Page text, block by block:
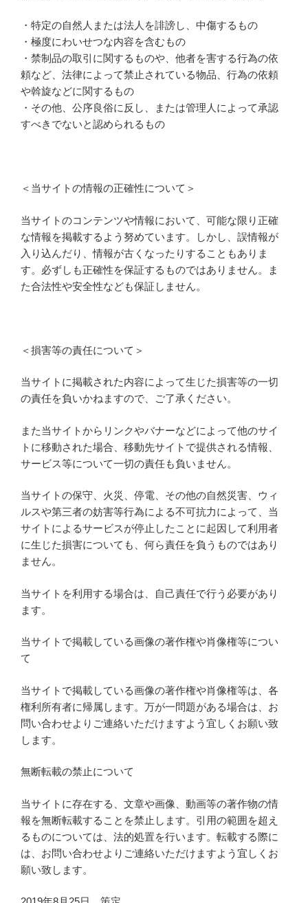
・特定の自然人または法人を誹謗し、中傷するもの
・極度にわいせつな内容を含むもの
・禁制品の取引に関するものや、他者を害する行為の依
頼など、法律によって禁止されている物品、行為の依頼
や斡旋などに関するもの
・その他、公序良俗に反し、または管理人によって承認
すべきでないと認められるもの
＜当サイトの情報の正確性について＞
当サイトのコンテンツや情報において、可能な限り正確
な情報を掲載するよう努めています。しかし、誤情報が
入り込んだり、情報が古くなったりすることもありま
す。必ずしも正確性を保証するものではありません。ま
た合法性や安全性なども保証しません。
＜損害等の責任について＞
当サイトに掲載された内容によって生じた損害等の一切
の責任を負いかねますので、ご了承ください。
また当サイトからリンクやバナーなどによって他のサイ
トに移動された場合、移動先サイトで提供される情報、
サービス等について一切の責任も負いません。
当サイトの保守、火災、停電、その他の自然災害、ウィ
ルスや第三者の妨害等行為による不可抗力によって、当
サイトによるサービスが停止したことに起因して利用者
に生じた損害についても、何ら責任を負うものではあり
ません。
当サイトを利用する場合は、自己責任で行う必要があり
ます。
当サイトで掲載している画像の著作権や肖像権等につい
て
当サイトで掲載している画像の著作権や肖像権等は、各
権利所有者に帰属します。万が一問題がある場合は、お
問い合わせよりご連絡いただけますよう宜しくお願い致
します。
無断転載の禁止について
当サイトに存在する、文章や画像、動画等の著作物の情
報を無断転載することを禁止します。引用の範囲を超え
るものについては、法的処置を行います。転載する際に
は、お問い合わせよりご連絡いただけますよう宜しくお
願い致します。